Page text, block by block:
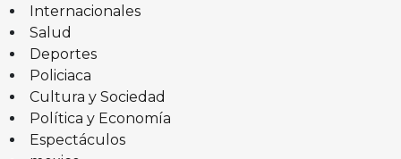
Internacionales
Salud
Deportes
Policiaca
Cultura y Sociedad
Política y Economía
Espectáculos